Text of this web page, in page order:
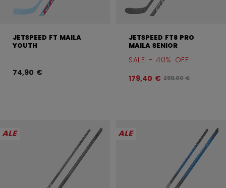
JETSPEED FT MAILA
YOUTH
74,90 €
JETSPEED FT8 PRO
MAILA SENIOR
SALE - 40% OFF
179,40 € Alkuperäinen hinta
299,00 €
ALE ALE